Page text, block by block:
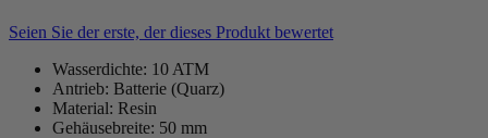
Seien Sie der erste, der dieses Produkt bewertet
Wasserdichte: 10 ATM
Antrieb: Batterie (Quarz)
Material: Resin
Gehäusebreite: 50 mm